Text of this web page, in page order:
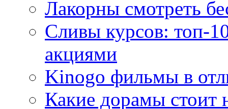
Лакорны смотреть
Сливы курсов: топ-
акциями
Kinogo фильмы в
Какие дорамы стоит